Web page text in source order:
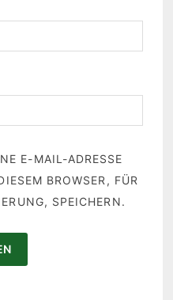
E-MAIL-ADRESSE
BROWSER, FÜR
SPEICHERN.